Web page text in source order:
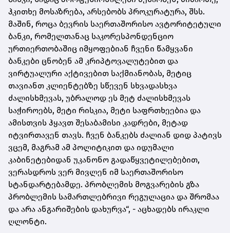
ჰკითხე მოსაზრება, არსებობს პროკურატურა, შსს.
მაშინ, როცა ბევრის საერთაშორისო ავტორიტეტული
ბანკი, რომელთანაც საკორესპონდენციო
ურთიერთობაშიც იმყოფებიან ჩვენი წამყვანი
ბანკები ცნობენ ამ კრიპტოვალუტებით და
ვირტუალური აქტივებით საქმიანობას, მეტიც
თავიანთ კლიენტებზე სწევენ სხვადასხვა
ძალისხმევას, უბრალოდ ეს მეტ ძალისხმევას
საჭიროებს, მეტი რისკია, მეტი საფრთხეებია და
ამისთვის ჰყავთ შესაბამისი კადრები, მეტად
იტვირთავენ თავს. ჩვენ ბანკებს ძალიან დიდ პატივს
ვცემ, მაგრამ ამ პოლიტიკით და იდუმალი
კაბინეტებიდან უკანონო გადაწყვეტილებებით,
ვერასდროს ვერ მივლენ იმ საერთაშორისო
სტანდარტებამდე. პრობლემის მოგვარების გზა
პრობლემის სამართლებრივი რეგულაცია და შრომაა
და არა ანგარიშების დახურვა“, - აცხადებს ირაკლი
ღლონტი.